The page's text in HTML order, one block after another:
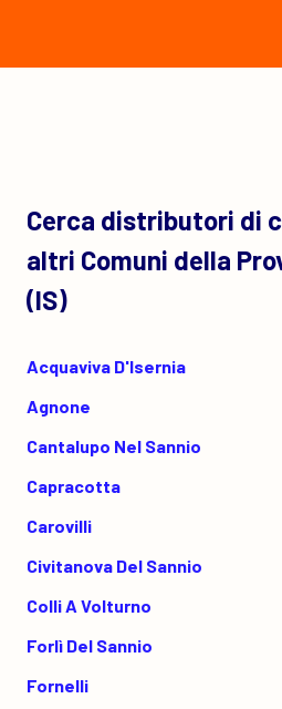
Cerca distributori di
altri Comuni della
(IS)
Acquaviva D'Isernia
Agnone
Cantalupo Nel Sannio
Capracotta
Carovilli
Civitanova Del Sannio
Colli A Volturno
Forlì Del Sannio
Fornelli